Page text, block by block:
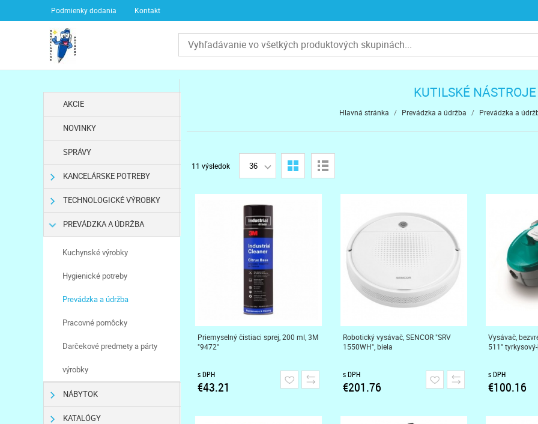
Podmienky dodania Kontakt
AKCIE
NOVINKY
SPRÁVY
KANCELÁRSKE POTREBY
TECHNOLOGICKÉ VÝROBKY
PREVÁDZKA A ÚDRŽBA
Kuchynské výrobky
Hygienické potreby
Prevádzka a údržba
Pracovné pomôcky
Darčekové predmety a párty
výrobky
NÁBYTOK
KATALÓGY
KUTILSKÉ NÁSTROJE
Hlavná stránka / Prevádzka a údržba / Prevádzka a
11 výsledok 36
Priemyselný čistiaci sprej, 200 ml, 3M
"9472"
s DPH
€43.21
Robotický vysávač, SENCOR "SRV
1550WH", biela
s DPH
€201.76
Vysávač,
511"
s DPH
€100.16